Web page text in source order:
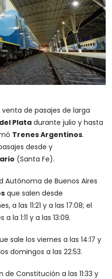
de pasajes de larga
Platadurante julio y hasta
Trenes Argentinos.
desde y
(Santa Fe).
Autónoma de Buenos Aires
que salen desde
a las 11:21 y a las 17:08; el
la 1:11 y a las 13:09.
sale los viernes a las 14:17 y
domingos a las 22:53.
de Constitución a las 11:33 y